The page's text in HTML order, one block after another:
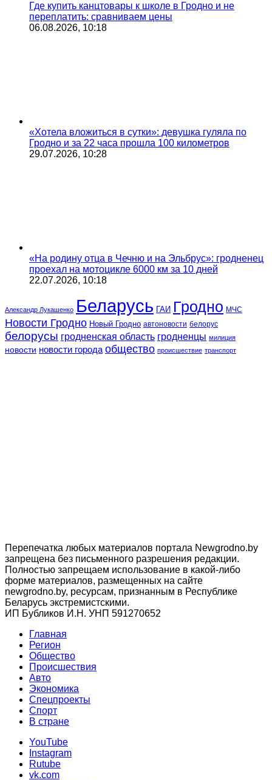
Где купить канцтовары к школе в Гродно и не
переплатить: сравниваем цены
06.08.2026, 10:18
«Хотела вложиться в сутки»: девушка гуляла по
Гродно и за 22 часа прошла 100 километров
29.07.2026, 10:28
«На родину отца в Чечню и на Эльбрус»: гродненец
проехал на мотоцикле 6000 км за 10 дней
22.07.2026, 10:18
Александр Лукашенко Беларусь ГАИ Гродно МЧС
Новости Гродно Новый Гродно автоновости белорус
белорусы гродненская область гродненцы милиция
новости новости города общество происшествие транспорт
Перепечатка любых материалов портала Newgrodno.by
запрещена без письменного разрешения редакции.
Полностью запрещаем использование в какой-либо
форме материалов, размещенных на сайте
newgrodno.by, ресурсам, признанным в Республике
Беларусь экстремистскими.
ИП Бубликов И.Н. УНП 591270652
Главная
Регион
Общество
Происшествия
Авто
Экономика
Спецпроекты
Cпорт
В стране
YouTube
Instagram
Rutube
vk.com